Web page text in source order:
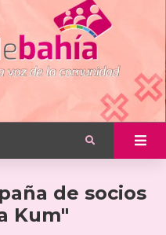
de socios
Kum"